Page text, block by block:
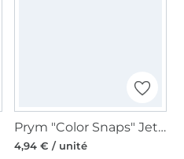
Prym "Color Snaps" Jet d´outils
4,94 € / unité